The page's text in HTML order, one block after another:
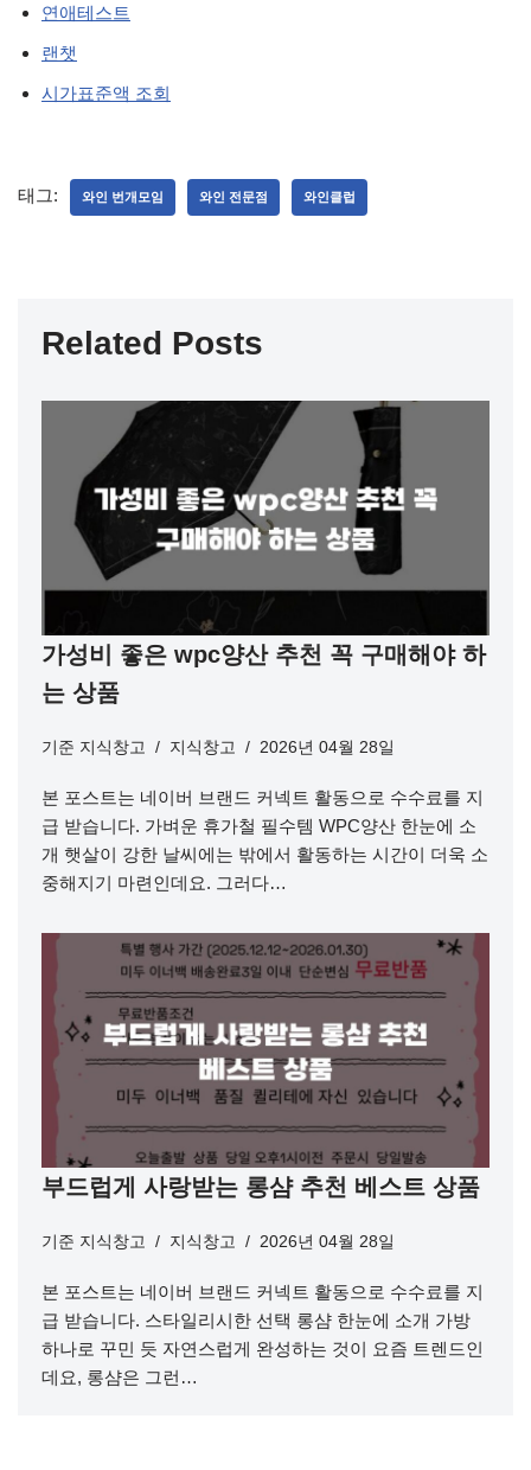
연애테스트
랜챗
시가표준액 조회
태그: 와인 번개모임 와인 전문점 와인클럽
Related Posts
가성비 좋은 wpc양산 추천 꼭 구매해야 하
는 상품
기준 지식창고 지식창고 2026년 04월 28일
본 포스트는 네이버 브랜드 커넥트 활동으로 수수료를 지
급 받습니다. 가벼운 휴가철 필수템 WPC양산 한눈에 소
개 햇살이 강한 날씨에는 밖에서 활동하는 시간이 더욱 소
중해지기 마련인데요. 그러다…
부드럽게 사랑받는 롱샴 추천 베스트 상품
기준 지식창고 지식창고 2026년 04월 28일
본 포스트는 네이버 브랜드 커넥트 활동으로 수수료를 지
급 받습니다. 스타일리시한 선택 롱샴 한눈에 소개 가방
하나로 꾸민 듯 자연스럽게 완성하는 것이 요즘 트렌드인
데요, 롱샴은 그런…